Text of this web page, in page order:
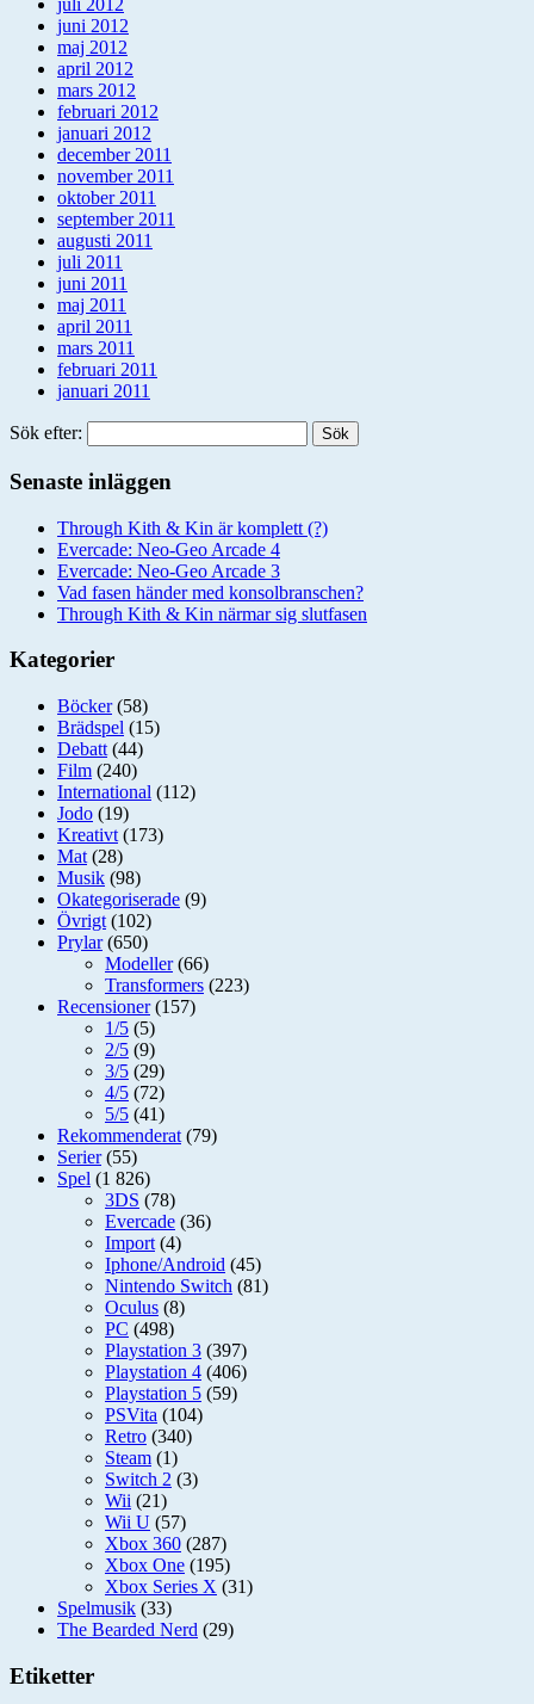
juli 2012
juni 2012
maj 2012
april 2012
mars 2012
februari 2012
januari 2012
december 2011
november 2011
oktober 2011
september 2011
augusti 2011
juli 2011
juni 2011
maj 2011
april 2011
mars 2011
februari 2011
januari 2011
Sök efter:
Senaste inläggen
Through Kith & Kin är komplett (?)
Evercade: Neo-Geo Arcade 4
Evercade: Neo-Geo Arcade 3
Vad fasen händer med konsolbranschen?
Through Kith & Kin närmar sig slutfasen
Kategorier
Böcker(58)
Brädspel (15)
Debatt (44)
Film (240)
International (112)
Jodo (19)
Kreativt (173)
Mat (28)
Musik (98)
Okategoriserade (9)
Övrigt (102)
Prylar(650)
Modeller(66)
Transformers (223)
Recensioner(157)
1/5 (5)
2/5 (9)
3/5 (29)
4/5 (72)
5/5 (41)
Rekommenderat (79)
Serier(55)
Spel (1 826)
3DS (78)
Evercade (36)
Import (4)
Iphone/Android (45)
Nintendo Switch (81)
Oculus (8)
PC (498)
Playstation 3 (397)
Playstation 4 (406)
Playstation 5 (59)
PSVita (104)
Retro (340)
Steam (1)
Switch 2 (3)
Wii (21)
Wii U (57)
Xbox 360 (287)
Xbox One (195)
Xbox Series X (31)
Spelmusik (33)
The Bearded Nerd (29)
Etiketter